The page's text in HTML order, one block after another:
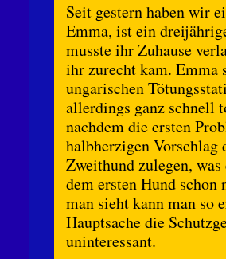
Seit gestern haben wir
Emma, ist ein
musste ihr Zuhause
ihr zurecht kam. Emma
ungarischen
allerdings ganz schnell
nachdem die ersten
halbherzigen Vorschlag
Zweithund zulegen,
dem ersten Hund
man sieht kann man so
Hauptsache die
uninteressant.